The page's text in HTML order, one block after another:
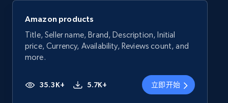
Amazon products
Title, Seller name, Brand, Description, Initial
price, Currency, Availability, Reviews count, and
more.
35.3K+ 5.7K+ 立即开始